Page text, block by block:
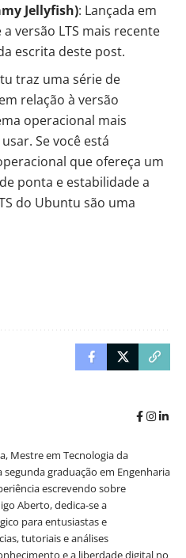
Jellyfish): Lançada em
versão LTS mais recente
escrita deste post.
traz uma série de
relação à versão
operacional mais
Se você está
que ofereça um
ponta e estabilidade a
do Ubuntu são uma
Mestre em Tecnologia da
graduação em Engenharia
escrevendo sobre
Aberto, dedica-se a
para entusiastas e
tutoriais e análises
e a liberdade digital no